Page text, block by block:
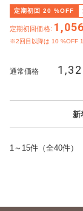
定期初回 20 %OFF
定期初回価格: 1,056
※2回目以降は 10 %OFF
通常価格
新
1～15件（全40件）